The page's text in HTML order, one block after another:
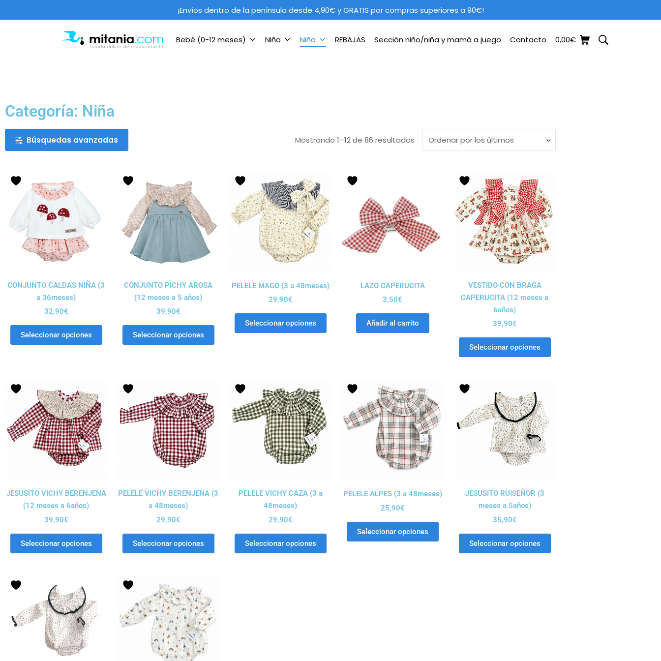
¡Envíos dentro de la península desde 4,90€ y GRATIS por compras superiores a 90€!
Bebé (0-12 meses) Niño Niña REBAJAS Sección niño/niña y mamá a juego Contacto 0,00€
Categoría: Niña
Búsquedas avanzadas Mostrando 1–12 de 86 resultados
CONJUNTO CALDAS NIÑA (3
a 36meses)
32,90€
Seleccionar opciones
CONJUNTO PICHY AROSA
(12 meses a 5 años)
39,90€
Seleccionar opciones
PELELE MAGO (3 a 48meses)
29,90€
Seleccionar opciones
LAZO CAPERUCITA
3,50€
Añadir al carrito
VESTIDO CON BRAGA
CAPERUCITA (12 meses a
6años)
39,90€
Seleccionar opciones
JESUSITO VICHY BERENJENA
(12 meses a 6años)
39,90€
Seleccionar opciones
PELELE VICHY BERENJENA (3
a 48meses)
29,90€
Seleccionar opciones
PELELE VICHY CAZA (3 a
48meses)
29,90€
Seleccionar opciones
PELELE ALPES (3 a 48meses)
25,90€
Seleccionar opciones
JESUSITO RUISEÑOR (3
meses a 5años)
35,90€
Seleccionar opciones